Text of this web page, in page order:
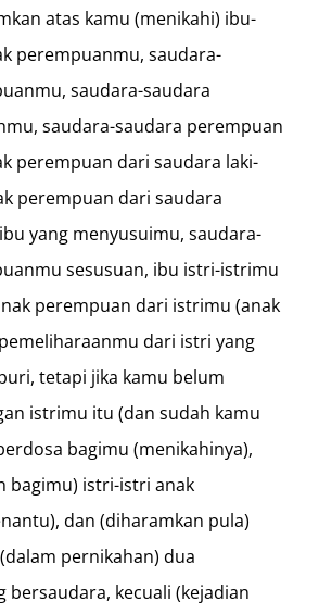
atas kamu (menikahi) ibu-
perempuanmu, saudara-
saudara-saudara
saudara-saudara perempuan
perempuan dari saudara laki-
perempuan dari saudara
yang menyusuimu, saudara-
sesusuan, ibu istri-istrimu
perempuan dari istrimu (anak
dari istri yang
tetapi jika kamu belum
istrimu itu (dan sudah kamu
bagimu (menikahinya),
bagimu) istri-istri anak
dan (diharamkan pula)
pernikahan) dua
bersaudara, kecuali (kejadian